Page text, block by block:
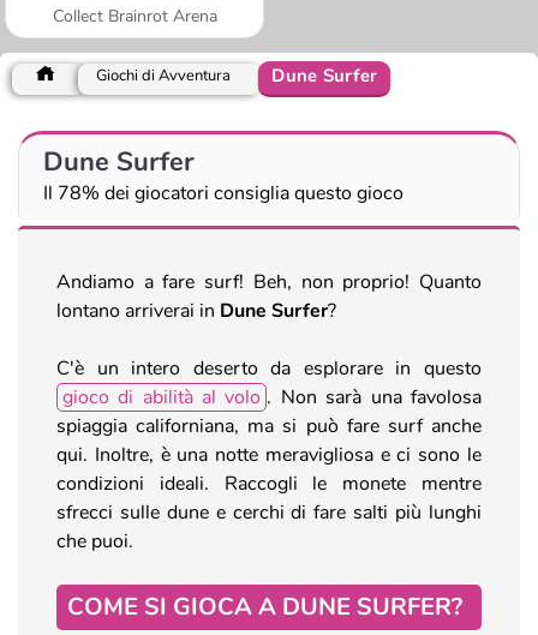
Collect Brainrot Arena
Giochi di Avventura Dune Surfer
Dune Surfer
Il 78% dei giocatori consiglia questo gioco
Andiamo a fare surf! Beh, non proprio! Quanto
lontano arriverai in Dune Surfer?
C'è un intero deserto da esplorare in questo
gioco di abilità al volo . Non sarà una favolosa
spiaggia californiana, ma si può fare surf anche
qui. Inoltre, è una notte meravigliosa e ci sono le
condizioni ideali. Raccogli le monete mentre
sfrecci sulle dune e cerchi di fare salti più lunghi
che puoi.
COME SI GIOCA A DUNE SURFER?